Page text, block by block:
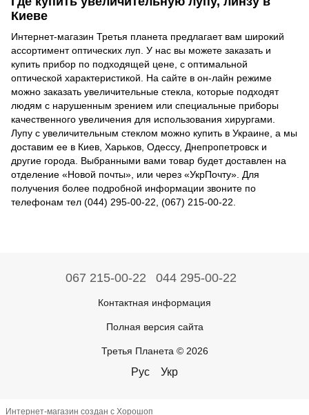
Киеве
Интернет-магазин Третья планета предлагает вам широкий
ассортимент оптических луп. У нас вы можете заказать и
купить прибор по подходящей цене, с оптимальной
оптической характеристикой. На сайте в он-лайн режиме
можно заказать увеличительные стекла, которые подходят
людям с нарушенным зрением или специальные приборы
качественного увеличения для использования хирургами.
Лупу с увеличительным стеклом можно купить в Украине, а мы
доставим ее в Киев, Харьков, Одессу, Днепропетровск и
другие города. Выбранными вами товар будет доставлен на
отделение «Новой почты», или через «УкрПочту». Для
получения более подробной информации звоните по
телефонам тел (044) 295-00-22, (067) 215-00-22.
067 215-00-22 044 295-00-22
Контактная информация
Полная версия сайта
Третья Планета © 2026
Рус Укр
Интернет-магазин создан с Хорошоп